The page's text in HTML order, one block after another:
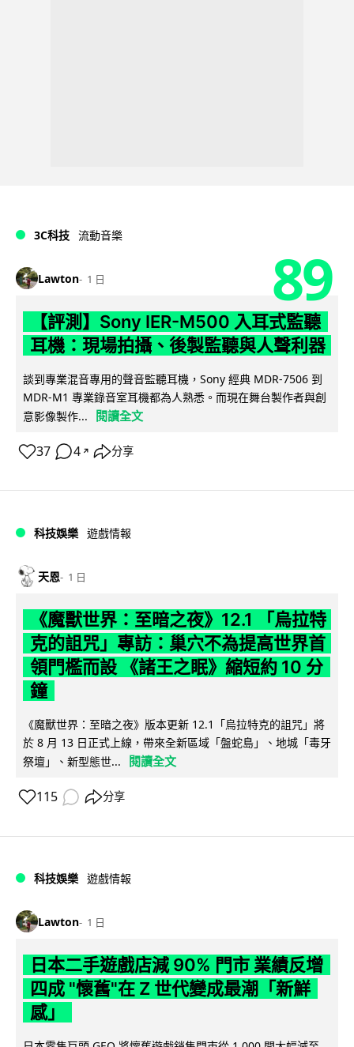
3C科技 流動音樂
Lawton 1 日 89
【評測】Sony IER-M500 入耳式監聽
耳機：現場拍攝、後製監聽與人聲利器
談到專業混音專用的聲音監聽耳機，Sony 經典 MDR-7506 到
MDR-M1 專業錄音室耳機都為人熟悉。而現在舞台製作者與創
意影像製作...
閱讀全文
37 4 ↗ 分享
科技娛樂 遊戲情報
天恩 1 日
《魔獸世界：至暗之夜》12.1 「烏拉特
克的詛咒」專訪：巢穴不為提高世界首
領門檻而設 《諸王之眠》縮短約 10 分
鐘
《魔獸世界：至暗之夜》版本更新 12.1「烏拉特克的詛咒」將
於 8 月 13 日正式上線，帶來全新區域「盤蛇島」、地城「毒牙
祭壇」、新型態世...
閱讀全文
115 分享
科技娛樂 遊戲情報
Lawton 1 日
日本二手遊戲店減 90% 門市 業績反增
四成 "懷舊"在 Z 世代變成最潮「新鮮
感」